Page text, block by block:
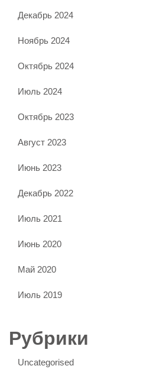
Декабрь 2024
Ноябрь 2024
Октябрь 2024
Июль 2024
Октябрь 2023
Август 2023
Июнь 2023
Декабрь 2022
Июль 2021
Июнь 2020
Май 2020
Июль 2019
Рубрики
Uncategorised